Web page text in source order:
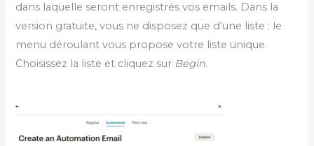
dans laquelle seront enregistrés vos emails. Dans la
version gratuite, vous ne disposez que d’une liste : le
menu déroulant vous propose votre liste unique.
Choisissez la liste et cliquez sur Begin.